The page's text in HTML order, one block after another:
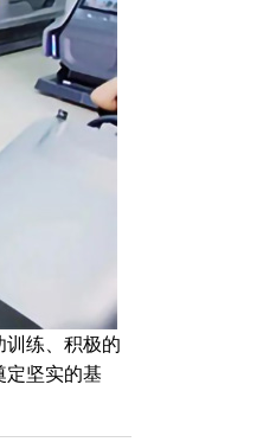
训练、积极的
定坚实的基